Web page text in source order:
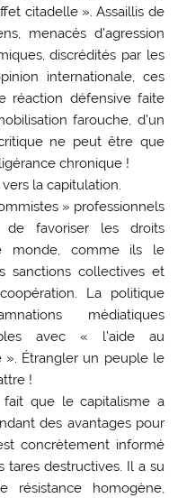
citadelle ». Assaillis de
menacés d’agression
discrédités par les
internationale, ces
réaction défensive faite
farouche, d’un
ne peut être que
chronique !
la capitulation.
» professionnels
favoriser les droits
monde, comme ils le
sanctions collectives et
La politique
médiatiques
avec « l’aide au
Étrangler un peuple le
!
que le capitalisme a
des avantages pour
concrètement informé
tares destructives. Il a su
homogène,